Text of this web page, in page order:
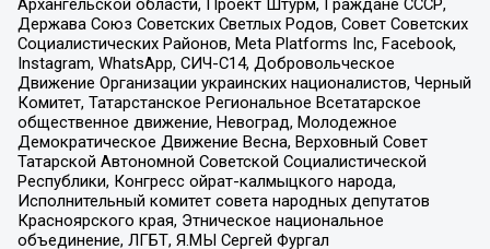
Архангельской области, Проект Штурм, Граждане СССР,
Держава Союз Советских Светлых Родов, Совет Советских
Социалистических Районов, Meta Platforms Inc, Facebook,
Instagram, WhatsApp, СИЧ-С14, Добровольческое
Движение Организации украинских националистов, Черный
Комитет, Татарстанское Региональное Всетатарское
общественное движение, Невоград, Молодежное
Демократическое Движение Весна, Верховный Совет
Татарской Автономной Советской Социалистической
Республики, Конгресс ойрат-калмыцкого народа,
Исполнительный комитет совета народных депутатов
Красноярского края, Этническое национальное
объединение, ЛГБТ, Я.МЫ Сергей Фургал